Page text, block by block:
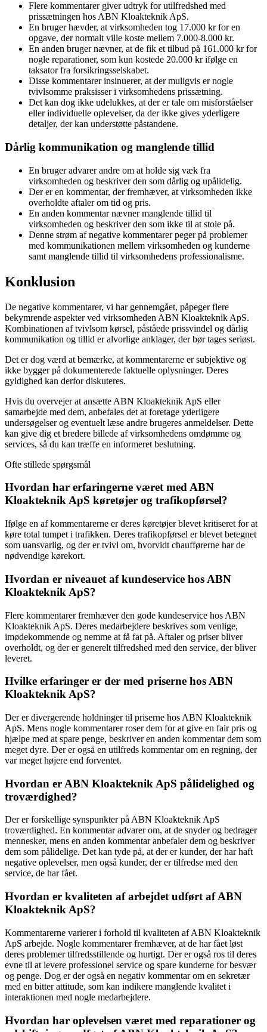
Flere kommentarer giver udtryk for utilfredshed med
prissætningen hos ABN Kloakteknik ApS.
En bruger hævder, at virksomheden tog 17.000 kr for en
opgave, der normalt ville koste mellem 7.000-8.000 kr.
En anden bruger nævner, at de fik et tilbud på 161.000 kr for
nogle reparationer, som kun kostede 20.000 kr ifølge en
taksator fra forsikringsselskabet.
Disse kommentarer insinuerer, at der muligvis er nogle
tvivlsomme praksisser i virksomhedens prissætning.
Det kan dog ikke udelukkes, at der er tale om misforståelser
eller individuelle oplevelser, da der ikke gives yderligere
detaljer, der kan understøtte påstandene.
Dårlig kommunikation og manglende tillid
En bruger advarer andre om at holde sig væk fra
virksomheden og beskriver den som dårlig og upålidelig.
Der er en kommentar, der fremhæver, at virksomheden ikke
overholdte aftaler om tid og pris.
En anden kommentar nævner manglende tillid til
virksomheden og beskriver den som ikke til at stole på.
Denne strøm af negative kommentarer peger på problemer
med kommunikationen mellem virksomheden og kunderne
samt manglende tillid til virksomhedens professionalisme.
Konklusion
De negative kommentarer, vi har gennemgået, påpeger flere
bekymrende aspekter ved virksomheden ABN Kloakteknik ApS.
Kombinationen af tvivlsom kørsel, påståede prissvindel og dårlig
kommunikation og tillid er alvorlige anklager, der bør tages seriøst.
Det er dog værd at bemærke, at kommentarerne er subjektive og
ikke bygger på dokumenterede faktuelle oplysninger. Deres
gyldighed kan derfor diskuteres.
Hvis du overvejer at ansætte ABN Kloakteknik ApS eller
samarbejde med dem, anbefales det at foretage yderligere
undersøgelser og eventuelt læse andre brugeres anmeldelser. Dette
kan give dig et bredere billede af virksomhedens omdømme og
services, så du kan træffe en informeret beslutning.
Ofte stillede spørgsmål
Hvordan har erfaringerne været med ABN
Kloakteknik ApS køretøjer og trafikopførsel?
Ifølge en af kommentarerne er deres køretøjer blevet kritiseret for at
køre total tumpet i trafikken. Deres trafikopførsel er blevet betegnet
som uansvarlig, og der er tvivl om, hvorvidt chaufførerne har de
nødvendige kørekort.
Hvordan er niveauet af kundeservice hos ABN
Kloakteknik ApS?
Flere kommentarer fremhæver den gode kundeservice hos ABN
Kloakteknik ApS. Deres medarbejdere beskrives som venlige,
imødekommende og nemme at få fat på. Aftaler og priser bliver
overholdt, og der er generelt tilfredshed med den service, der bliver
leveret.
Hvilke erfaringer er der med priserne hos ABN
Kloakteknik ApS?
Der er divergerende holdninger til priserne hos ABN Kloakteknik
ApS. Mens nogle kommentarer roser dem for at give en fair pris og
hjælpe med at spare penge, beskriver en anden kommentar dem som
meget dyre. Der er også en utilfreds kommentar om en regning, der
var meget højere end forventet.
Hvordan er ABN Kloakteknik ApS pålidelighed og
troværdighed?
Der er forskellige synspunkter på ABN Kloakteknik ApS
troværdighed. En kommentar advarer om, at de snyder og bedrager
mennesker, mens en anden kommentar anbefaler dem og beskriver
dem som pålidelige. Det kan tyde på, at der er kunder, der har haft
negative oplevelser, men også kunder, der er tilfredse med den
service, de har fået.
Hvordan er kvaliteten af arbejdet udført af ABN
Kloakteknik ApS?
Kommentarerne varierer i forhold til kvaliteten af ABN Kloakteknik
ApS arbejde. Nogle kommentarer fremhæver, at de har fået løst
deres problemer tilfredsstillende og hurtigt. Der er også ros til deres
evne til at levere professionel service og spare kunderne for besvær
og penge. Dog er der også en negativ kommentar om en sekretær
med en bitter attitude, som kan indikere manglende kvalitet i
interaktionen med nogle medarbejdere.
Hvordan har oplevelsen været med reparationer og